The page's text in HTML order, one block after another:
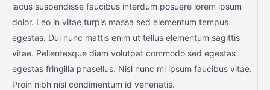
lacus suspendisse faucibus interdum posuere lorem ipsum
dolor. Leo in vitae turpis massa sed elementum tempus
egestas. Dui nunc mattis enim ut tellus elementum sagittis
vitae. Pellentesque diam volutpat commodo sed egestas
egestas fringilla phasellus. Nisl nunc mi ipsum faucibus vitae.
Proin nibh nisl condimentum id venenatis.